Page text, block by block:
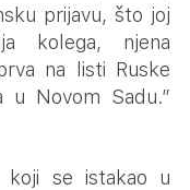
prijavu, što joj
kolega, njena
na listi Ruske
u Novom Sadu.”
koji se istakao u